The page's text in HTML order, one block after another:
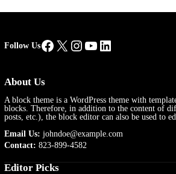
Follow UsFacebook
X Instagram
YouTube
LinkedIn
About Us
A block theme is a WordPress theme with
blocks. Therefore, in addition to the content of
posts, etc.), the block editor can also be used to
Email Us: johndoe@example.com
Contact: 823-899-4582
Editor Picks